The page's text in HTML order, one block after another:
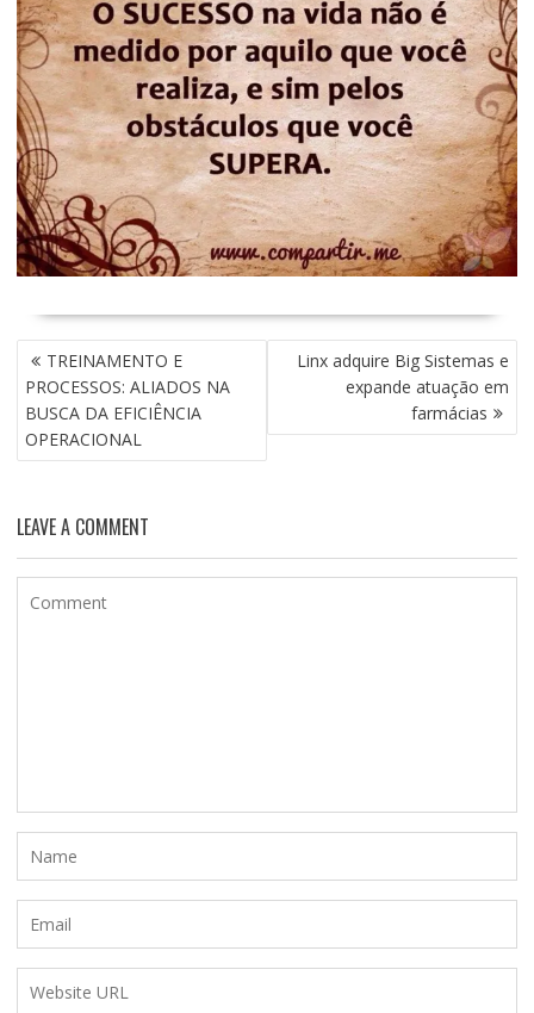
NAVEGAÇÃO
DE
POST
TREINAMENTO E
PROCESSOS: ALIADOS NA
BUSCA DA EFICIÊNCIA
OPERACIONAL
Linx adquire Big Sistemas e
expande atuação em
farmácias
LEAVE A COMMENT